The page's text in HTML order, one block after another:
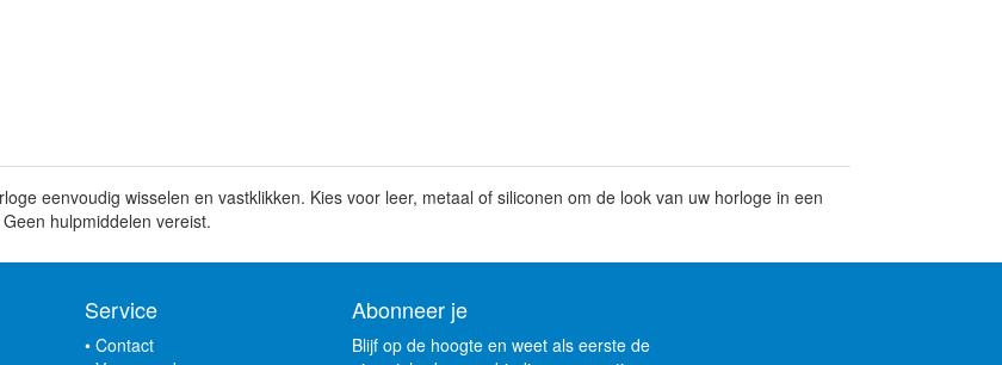
eenvoudig wisselen en vastklikken. Kies voor leer, metaal of siliconen om de look van uw horloge in een
hulpmiddelen vereist.
Service
• Contact
Abonneer je
Blijf op de hoogte en weet als eerste de